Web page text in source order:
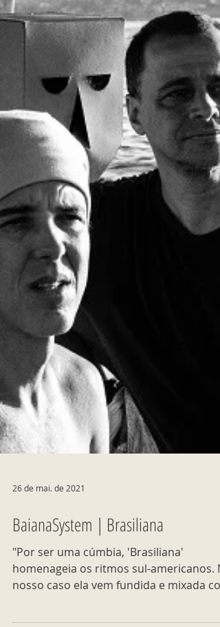
BaianaSystem | Brasiliana
"Por ser uma cúmbia, 'Brasiliana'
homenageia os ritmos sul-americanos.
a identidade nordestina."